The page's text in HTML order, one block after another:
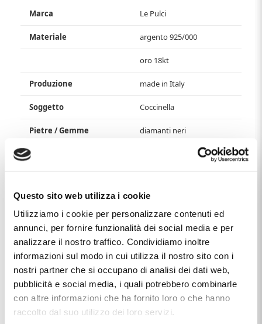
Questo sito web utilizza i cookie
Utilizziamo i cookie per personalizzare contenuti ed
annunci, per fornire funzionalità dei social media e per
analizzare il nostro traffico. Condividiamo inoltre
informazioni sul modo in cui utilizza il nostro sito con i
nostri partner che si occupano di analisi dei dati web,
pubblicità e social media, i quali potrebbero combinarle
con altre informazioni che ha fornito loro o che hanno
raccolto dal suo utilizzo dei loro servizi.
Marca Le Pulci
Materiale argento 925/000
oro 18kt
Produzione made in Italy
Soggetto Coccinella
Pietre / Gemme diamanti neri
Questo articolo dal nome
CIONDOLO IN ARGENTO E ORO
PULCI - PULCE COCCINELLA, distribuito dal marchioLE
più precisamente nella sottocategoria
ed il prezzo di questo prodotto è pari a€ 161,32.
Ti potrebbe anche interessare